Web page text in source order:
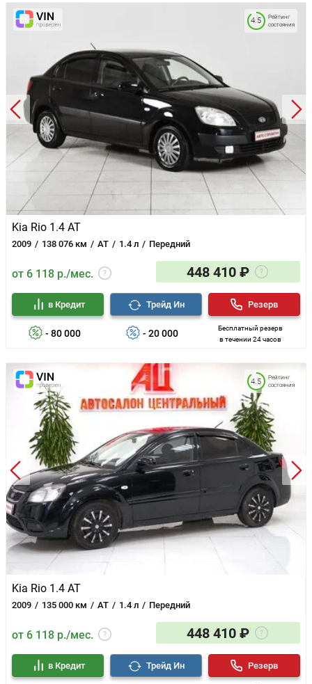
Kia Rio 1.4 AT
2009 138 076 км AT 1.4 л Передний
Рейтинг
состояния
4.5
от 6 118 р./мес. 448 410 ₽
- 80 000
в Кредит
- 20 000
Трейд Ин
Бесплатный резерв
в течении 24 часов
Резерв
Kia Rio 1.4 AT
2009 135 000 км AT 1.4 л Передний
Рейтинг
состояния
4.5
от 6 118 р./мес. 448 410 ₽
в Кредит Трейд Ин Резерв